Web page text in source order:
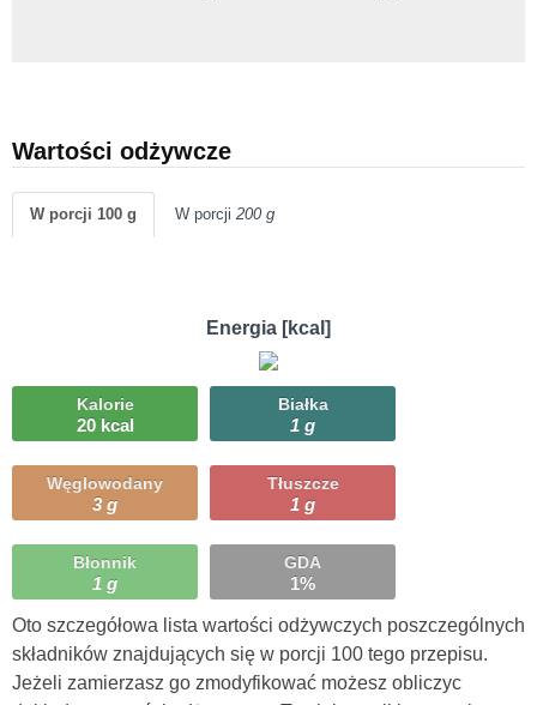
Wartości odżywcze
W porcji 100 g W porcji 200 g
Energia [kcal]
Kalorie
20 kcal
Białka
1 g
Węglowodany
3 g
Tłuszcze
1 g
Błonnik
1 g
GDA
1%
Oto szczegółowa lista wartości odżywczych poszczególnych
składników znajdujących się w porcji 100 tego przepisu.
Jeżeli zamierzasz go zmodyfikować możesz obliczyc